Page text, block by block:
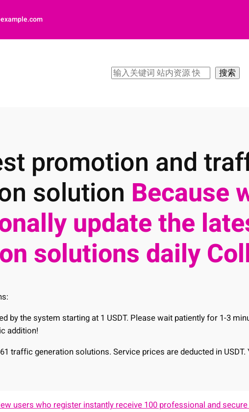
搜
搜索
promotion and
solution Because
update the
solutions daily
by the system starting at 1 USDT. Please wait patiently for 1-3
addition!
traffic generation solutions. Service prices are deducted in
users who register instantly receive 100 professional and